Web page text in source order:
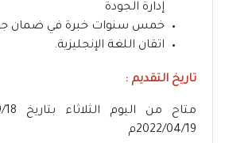
إدارة الجودة
خمس سنوات خبرة في ضمان
اتقان اللغة الإنجليزية.
تاريخ التقديم :
2022/04/19م